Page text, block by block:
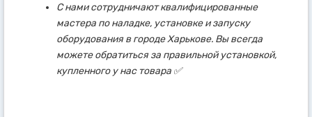
С нами сотрудничают квалифицированные
мастера по наладке, установке и запуску
оборудования в городе Харькове. Вы всегда
можете обратиться за правильной установкой,
купленного у нас товара ✅